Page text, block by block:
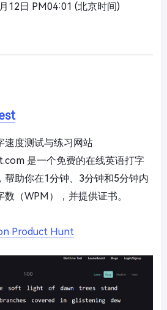
12日 PM04:01 (北京时间)
速度测试与练习网站
是一个免费的在线英语打字
帮助你在1分钟、3分钟和5分钟内
（WPM），并提供证书。
Product Hunt